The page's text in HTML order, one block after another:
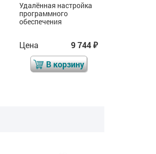
Удалённая настройка
программного
обеспечения
Цена 9 744₽
В корзину